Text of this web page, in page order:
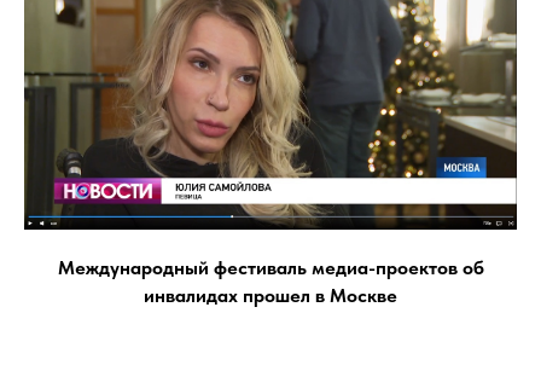
Международный фестиваль медиа-проектов об
инвалидах прошел в Москве